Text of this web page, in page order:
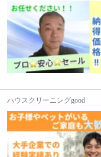
ハウスクリーニングgood